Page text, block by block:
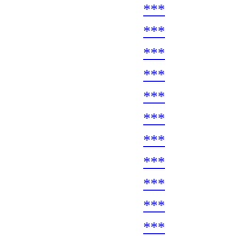
***
***
***
***
***
***
***
***
***
***
***